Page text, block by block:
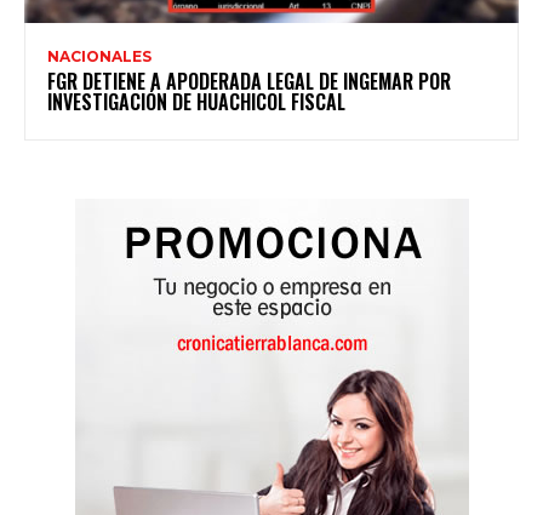
NACIONALES
FGR DETIENE A APODERADA LEGAL DE INGEMAR POR
INVESTIGACIÓN DE HUACHICOL FISCAL